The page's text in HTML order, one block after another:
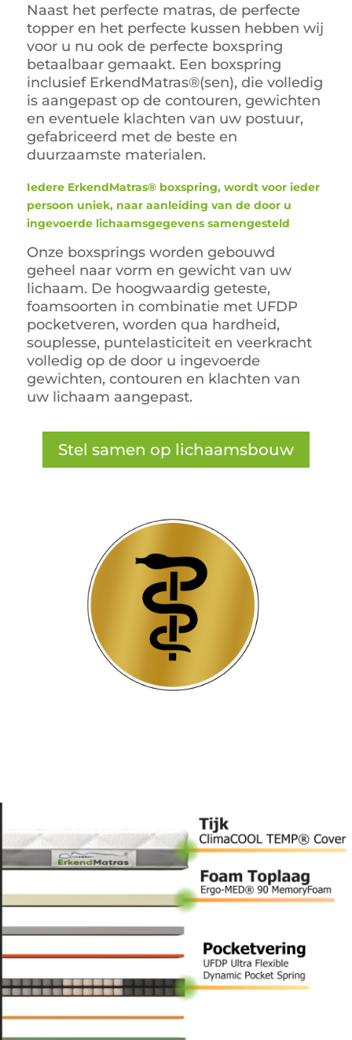
Naast het perfecte matras, de perfecte
topper en het perfecte kussen hebben wij
voor u nu ook de perfecte boxspring
betaalbaar gemaakt. Een boxspring
inclusief ErkendMatras®(sen), die volledig
is aangepast op de contouren, gewichten
en eventuele klachten van uw postuur,
gefabriceerd met de beste en
duurzaamste materialen.
Iedere ErkendMatras® boxspring, wordt voor ieder
persoon uniek, naar aanleiding van de door u
ingevoerde lichaamsgegevens samengesteld
Onze boxsprings worden gebouwd
geheel naar vorm en gewicht van uw
lichaam. De hoogwaardig geteste,
foamsoorten in combinatie met UFDP
pocketveren, worden qua hardheid,
souplesse, puntelasticiteit en veerkracht
volledig op de door u ingevoerde
gewichten, contouren en klachten van
uw lichaam aangepast.
Stel samen op lichaamsbouw